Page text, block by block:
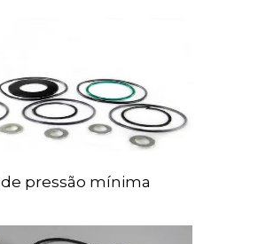
de pressão mínima